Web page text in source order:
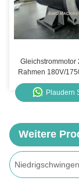
Gleichstrommotor
Rahmen 180V/
PMDC
Plaudern
Weitere